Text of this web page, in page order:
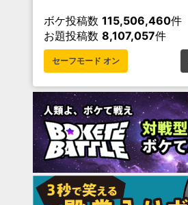
ボケ投稿数 115,506,460件
お題投稿数 8,107,057件
セーフモード オン